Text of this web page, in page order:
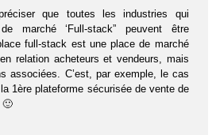
que toutes les industries qui
marché ‘Full-stack” peuvent être
full-stack est une place de marché
relation acheteurs et vendeurs, mais
associées. C’est, par exemple, le cas
1ère plateforme sécurisée de vente de
🙂